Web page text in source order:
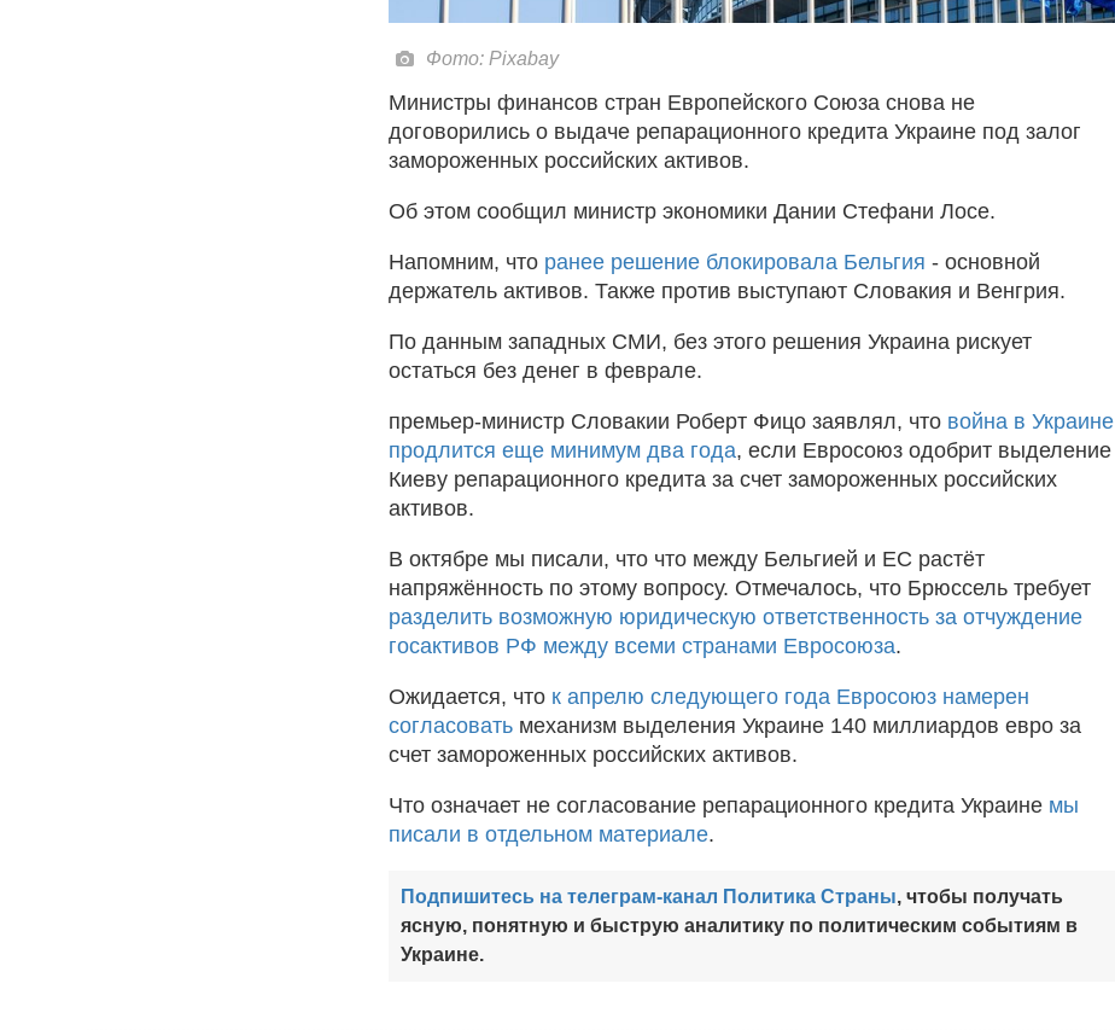
Фото: Pixabay
Министры финансов стран Европейского Союза снова не
договорились о выдаче репарационного кредита Украине под залог
замороженных российских активов.
Об этом сообщил министр экономики Дании Стефани Лосе.
Напомним, что ранее решение блокировала Бельгия - основной
держатель активов. Также против выступают Словакия и Венгрия.
По данным западных СМИ, без этого решения Украина рискует
остаться без денег в феврале.
премьер-министр Словакии Роберт Фицо заявлял, что война в Украине
продлится еще минимум два года, если Евросоюз одобрит выделение
Киеву репарационного кредита за счет замороженных российских
активов.
В октябре мы писали, что что между Бельгией и ЕС растёт
напряжённость по этому вопросу. Отмечалось, что Брюссель требует
разделить возможную юридическую ответственность за отчуждение
госактивов РФ между всеми странами Евросоюза.
Ожидается, что к апрелю следующего года Евросоюз намерен
согласовать механизм выделения Украине 140 миллиардов евро за
счет замороженных российских активов.
Что означает не согласование репарационного кредита Украине мы
писали в отдельном материале.
Подпишитесь на телеграм-канал Политика Страны, чтобы получать
ясную, понятную и быструю аналитику по политическим событиям в
Украине.